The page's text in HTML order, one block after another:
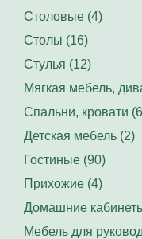
Столовые (4)
Столы (16)
Стулья (12)
Мягкая мебель,
Спальни, кровати
Детская мебель (2)
Гостиные (90)
Прихожие (4)
Домашние
Мебель для